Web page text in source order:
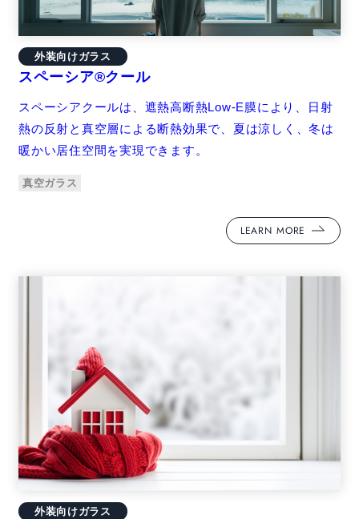
スペーシア®クール
外装向けガラス
スペーシアクールは、遮熱高断熱Low-E膜により、日射
熱の反射と真空層による断熱効果で、夏は涼しく、冬は
暖かい居住空間を実現できます。
真空ガラス
LEARN MORE
外装向けガラス